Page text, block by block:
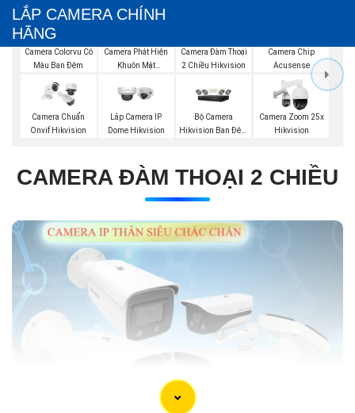
LẮP CAMERA CHÍNH
HÃNG
Camera Colorvu Có
Màu Ban Đêm
Camera Phát Hiện
Khuôn Mặt
Camera Đàm Thoại
2 Chiều Hikvision
Camera Chip
Acusense
Camera Chuẩn
Onvif Hikvision
Lắp Camera IP
Dome Hikvision
Bộ Camera
Hikvision Ban Đêm
Camera Zoom 25x
Hikvision
CAMERA ĐÀM THOẠI 2 CHIỀU